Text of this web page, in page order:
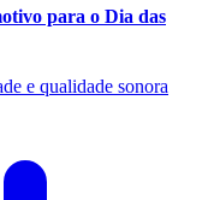
para o Dia das
e qualidade sonora